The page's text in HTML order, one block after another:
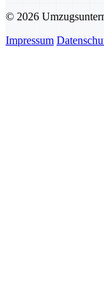
© 2026
Impressum